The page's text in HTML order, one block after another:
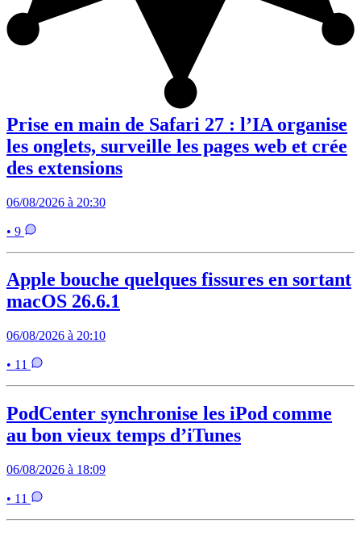
Prise en main de Safari 27 : l’IA organise
les onglets, surveille les pages web et crée
des extensions
06/08/2026 à 20:30
• 9
Apple bouche quelques fissures en sortant
macOS 26.6.1
06/08/2026 à 20:10
• 11
PodCenter synchronise les iPod comme
au bon vieux temps d’iTunes
06/08/2026 à 18:09
• 11